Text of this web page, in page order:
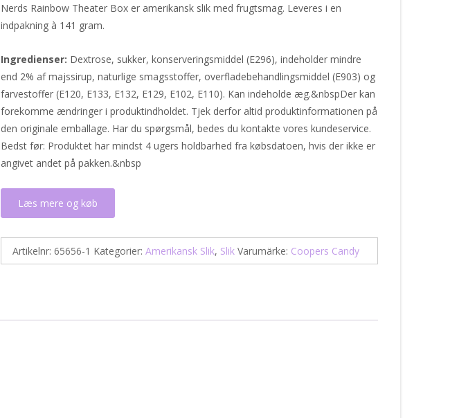
Nerds Rainbow Theater Box er amerikansk slik med frugtsmag. Leveres i en
indpakning à 141 gram.
Ingredienser: Dextrose, sukker, konserveringsmiddel (E296), indeholder mindre
end 2% af majssirup, naturlige smagsstoffer, overfladebehandlingsmiddel (E903) og
farvestoffer (E120, E133, E132, E129, E102, E110). Kan indeholde æg.&nbspDer kan
forekomme ændringer i produktindholdet. Tjek derfor altid produktinformationen på
den originale emballage. Har du spørgsmål, bedes du kontakte vores kundeservice.
Bedst før: Produktet har mindst 4 ugers holdbarhed fra købsdatoen, hvis der ikke er
angivet andet på pakken.&nbsp
Læs mere og køb
Artikelnr: 65656-1 Kategorier: Amerikansk Slik, Slik Varumärke: Coopers Candy